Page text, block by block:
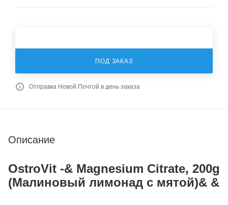
ПОД ЗАКАЗ
Отправка Новой Почтой в день заказа
Описание
OstroVit -& Magnesium Citrate, 200g
(Малиновый лимонад с мятой)& &